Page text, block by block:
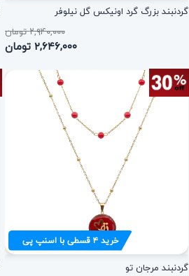
گردنبند بزرگ گرد اونیکس گل نیلوفر
۲,۹۴۰,۰۰۰ تومان
۲,۶۴۶,۰۰۰ تومان
خرید۴قسطی با اسنپ پی
گردنبند مرجان تو